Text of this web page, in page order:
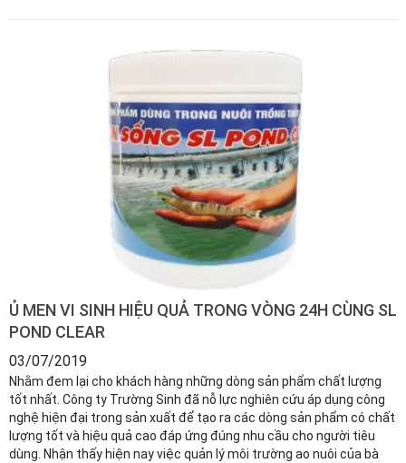
Ủ MEN VI SINH HIỆU QUẢ TRONG VÒNG 24H CÙNG SL
POND CLEAR
03/07/2019
Nhằm đem lại cho khách hàng những dòng sản phẩm chất lượng
tốt nhất. Công ty Trường Sinh đã nỗ lực nghiên cứu áp dụng công
nghệ hiện đại trong sản xuất để tạo ra các dòng sản phẩm có chất
lượng tốt và hiệu quả cao đáp ứng đúng nhu cầu cho người tiêu
dùng. Nhận thấy hiện nay việc quản lý môi trường ao nuôi của bà